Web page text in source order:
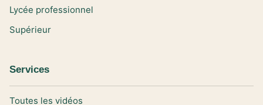
Lycée professionnel
Supérieur
Services
Toutes les vidéos